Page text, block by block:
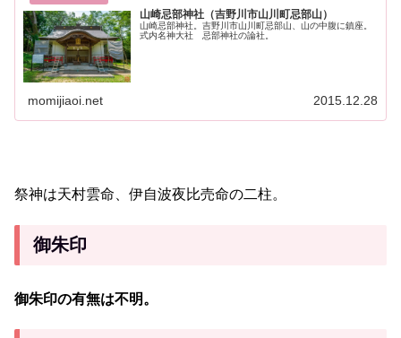
山崎忌部神社（吉野川市山川町忌部山）
山崎忌部神社。吉野川市山川町忌部山、山の中腹に鎮座。
式内名神大社 忌部神社の論社。
momijiaoi.net 2015.12.28
祭神は天村雲命、伊自波夜比売命の二柱。
御朱印
御朱印の有無は不明。